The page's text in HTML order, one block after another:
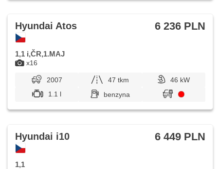
x16
Hyundai Atos 6 236 PLN
1,1 i,ČR,1.MAJ
2007 47 tkm
46 kW
1.1 l
benzyna
Hyundai i10 6 449 PLN
1,1